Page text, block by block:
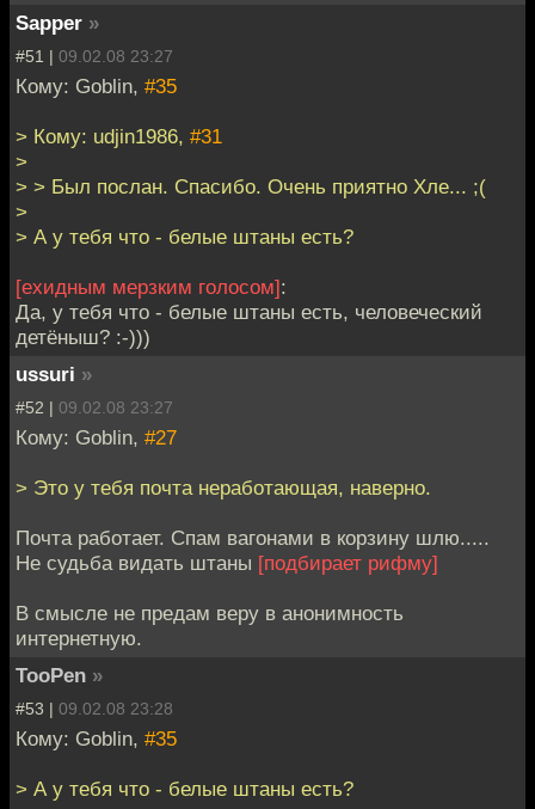
Sapper »
#51 | 09.02.08 23:27
Кому: Goblin, #35
> Кому: udjin1986, #31
>
> > Был послан. Спасибо. Очень приятно Хле... ;(
>
> А у тебя что - белые штаны есть?
[ехидным мерзким голосом]:
Да, у тебя что - белые штаны есть, человеческий
детёныш? :-)))
ussuri »
#52 | 09.02.08 23:27
Кому: Goblin, #27
> Это у тебя почта неработающая, наверно.
Почта работает. Спам вагонами в корзину шлю.....
Не судьба видать штаны [подбирает рифму]
В смысле не предам веру в анонимность
интернетную.
TooPen »
#53 | 09.02.08 23:28
Кому: Goblin, #35
> А у тебя что - белые штаны есть?